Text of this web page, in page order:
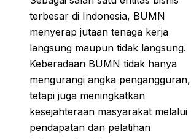
terbesar di Indonesia, BUMN
menyerap jutaan tenaga kerja
langsung maupun tidak langsung.
Keberadaan BUMN tidak hanya
mengurangi angka pengangguran,
tetapi juga meningkatkan
kesejahteraan masyarakat melalui
pendapatan dan pelatihan